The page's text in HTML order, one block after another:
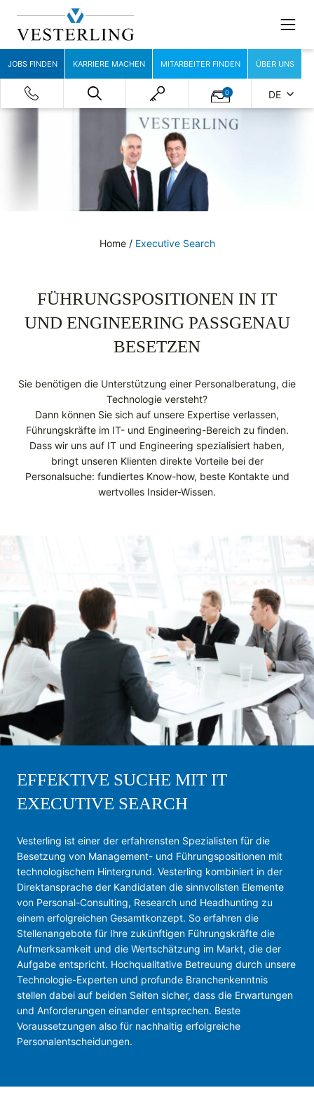
JOBS FINDEN KARRIERE MACHEN MITARBEITER FINDEN ÜBER UNS
0 DE
Home/ Executive Search
FÜHRUNGSPOSITIONEN IN IT
UND ENGINEERING PASSGENAU
BESETZEN
Sie benötigen die Unterstützung einer Personalberatung, die
Technologie versteht?
Dann können Sie sich auf unsere Expertise verlassen,
Führungskräfte im IT- und Engineering-Bereich zu finden.
Dass wir uns auf IT und Engineering spezialisiert haben,
bringt unseren Klienten direkte Vorteile bei der
Personalsuche: fundiertes Know-how, beste Kontakte und
wertvolles Insider-Wissen.
EFFEKTIVE SUCHE MIT IT
EXECUTIVE SEARCH
Vesterling ist einer der erfahrensten Spezialisten für die
Besetzung von Management- und Führungspositionen mit
technologischem Hintergrund. Vesterling kombiniert in der
Direktansprache der Kandidaten die sinnvollsten Elemente
von Personal-Consulting, Research und Headhunting zu
einem erfolgreichen Gesamtkonzept. So erfahren die
Stellenangebote für Ihre zukünftigen Führungskräfte die
Aufmerksamkeit und die Wertschätzung im Markt, die der
Aufgabe entspricht. Hochqualitative Betreuung durch unsere
Technologie-Experten und profunde Branchenkenntnis
stellen dabei auf beiden Seiten sicher, dass die Erwartungen
und Anforderungen einander entsprechen. Beste
Voraussetzungen also für nachhaltig erfolgreiche
Personalentscheidungen.